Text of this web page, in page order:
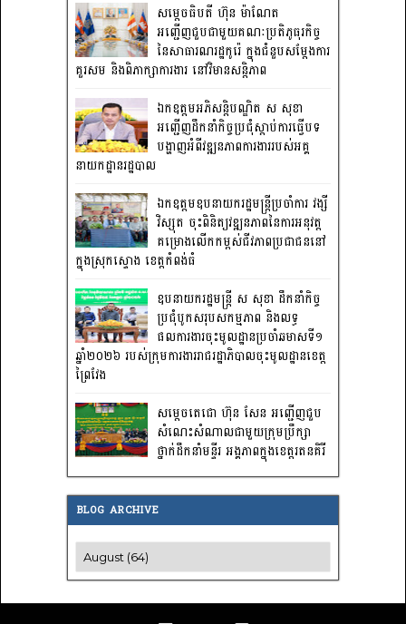
សម្តេចធិបតី ហ៊ុន ម៉ាណែត
អញ្ជើញជួបជាមួយគណៈប្រតិភូធុរកិច្ច
នៃសាធារណរដ្ឋកូរ៉េ ក្នុងជំនួបសម្តែងការ
គួរសម និងពិភាក្សាការងារ នៅវិមានសន្តិភាព
ឯកឧត្តមអភិសន្តិបណ្ឌិត ស សុខា
អញ្ជើញដឹកនាំកិច្ចប្រជុំស្តាប់ការធ្វើបទ
បង្ហាញអំពីវឌ្ឍនភាពការងាររបស់អគ្គ
នាយកដ្ឋានរដ្ឋបាល
ឯកឧត្តមឧបនាយករដ្ឋមន្រ្តីប្រចាំការ វង្សី
វិស្សុត ចុះពិនិត្យវឌ្ឍនភាពនៃការអនុវត្ត
គម្រោងលើកកម្ពស់ជីវភាពប្រជាជននៅ
ក្នុងស្រុកស្ទោង ខេត្តកំពង់ធំ
ឧបនាយករដ្ឋមន្ត្រី ស សុខា ដឹកនាំកិច្ច
ប្រជុំបូកសរុបសកម្មភាព និងលទ្ធ
ផលការងារចុះមូលដ្ឋានប្រចាំឆមាសទី១
ឆ្នាំ២០២៦ របស់ក្រុមការងាររាជរដ្ឋាភិបាលចុះមូលដ្ឋានខេត្ត
ព្រៃវែង
សម្តេចតេជោ ហ៊ុន សែន អញ្ជើញជួប
សំណេះសំណាលជាមួយក្រុមប្រឹក្សា
ថ្នាក់ដឹកនាំមន្ទីរ អង្គភាពក្នុងខេត្តរតនគិរី
BLOG ARCHIVE